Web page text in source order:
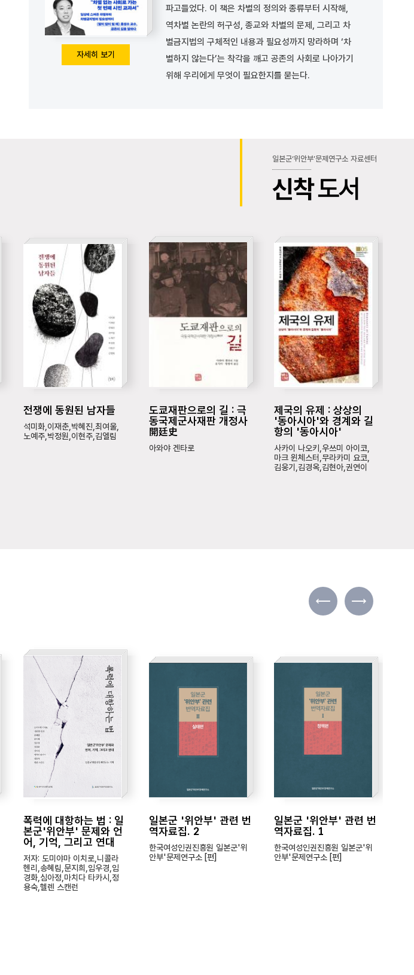
자세히 보기
파고들었다. 이 책은 차별의 정의와 종류부터 시작해,
역차별 논란의 허구성, 종교와 차별의 문제, 그리고 차
별금지법의 구체적인 내용과 필요성까지 망라하며 ‘차
별하지 않는다’는 착각을 깨고 공존의 사회로 나아가기
위해 우리에게 무엇이 필요한지를 묻는다.
일본군‘위안부’문제연구소 자료센터
신착도서
전쟁에 동원된 남자들
석미화,이재춘,박혜진,최여울,
노예주,박정원,이현주,김엘림
도쿄재판으로의 길 : 극
동국제군사재판 개정사
開廷史
아와야 겐타로
제국의 유제 : 상상의
'동아시아'와 경계와 길
항의 '동아시아'
사카이 나오키,우쓰미 아이코,
마크 윈체스터,무라카미 요코,
김웅기,김경옥,김현아,권연이
폭력에 대항하는 법 : 일
본군'위안부' 문제와 언
어, 기억, 그리고 연대
저자: 도미야마 이치로,니콜라
헨리,송혜림,문지희,임우경,임
경화,심아정,마치다 타카시,정
용숙,헬렌 스캔런
일본군 '위안부' 관련 번
역자료집. 2
한국여성인권진흥원 일본군'위
안부'문제연구소 [편]
일본군 '위안부' 관련 번
역자료집. 1
한국여성인권진흥원 일본군'위
안부'문제연구소 [편]